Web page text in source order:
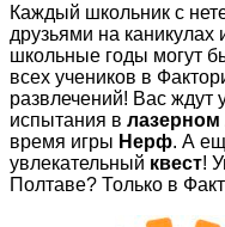
Каждый школьник с
друзьями на
школьные годы могут
всех учеников в
развлечений! Вас ждут
испытания в лазерном
время игры Нерф. А
увлекательный квест!
Полтаве? Только в